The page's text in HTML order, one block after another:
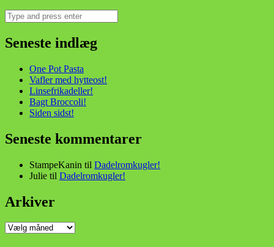
Search
Seneste indlæg
One Pot Pasta
Vafler med hytteost!
Linsefrikadeller!
Bagt Broccoli!
Siden sidst!
Seneste kommentarer
StampeKanin til Dadelromkugler!
Julie til Dadelromkugler!
Arkiver
Arkiver